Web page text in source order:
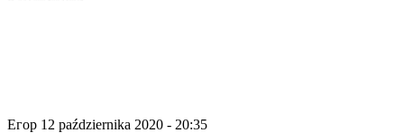
Егор 12 października 2020 - 20:35